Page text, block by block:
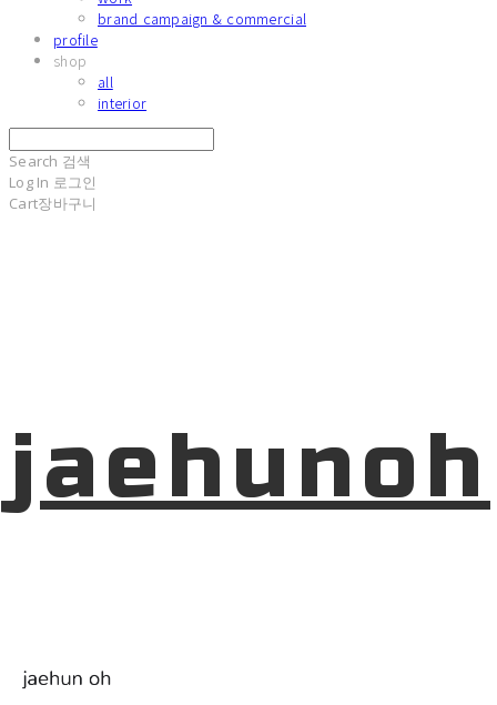
brand campaign & commercial
profile
shop
all
interior
Search 검색
Log In 로그인
Cart장바구니
jaehunoh